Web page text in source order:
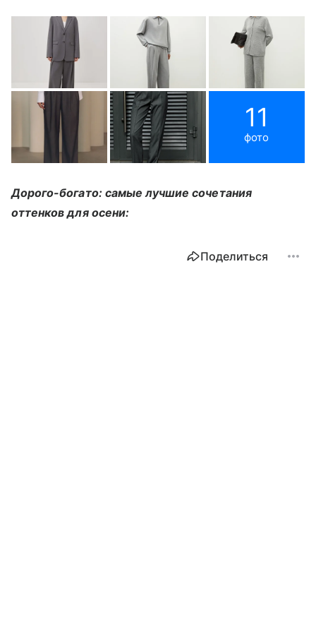
11
фото
Дорого-богато: самые лучшие сочетания
оттенков для осени:
Поделиться